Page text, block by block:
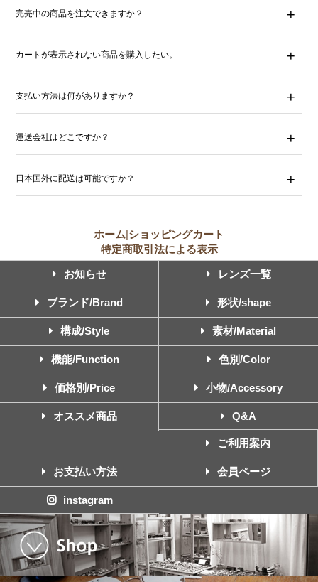
完売中の商品を注文できますか？
カートが表示されない商品を購入したい。
支払い方法は何がありますか？
運送会社はどこですか？
日本国外に配送は可能ですか？
ホーム|ショッピングカート
特定商取引法による表示
お知らせ レンズ一覧
ブランド/Brand 形状/shape
構成/Style 素材/Material
機能/Function 色別/Color
価格別/Price 小物/Accessory
オススメ商品 Q&A
ご利用案内
お支払い方法 会員ページ
instagram